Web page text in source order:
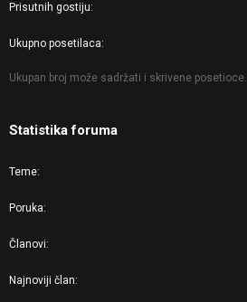
Prisutnih gostiju
Ukupno posetilaca
Ukupan broj može sadržati i skrivene posetioce.
Statistika foruma
Teme
Poruka
Članovi
Najnoviji član